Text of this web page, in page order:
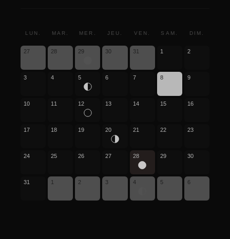
LUN. MAR. MER. JEU. VEN. SAM. DIM.
27 28 29 30 31 1 2
3 4 5 6 7 8 9
10 11 12 13 14 15 16
17 18 19 20 21 22 23
24 25 26 27 28 29 30
31 1 2 3 4 5 6